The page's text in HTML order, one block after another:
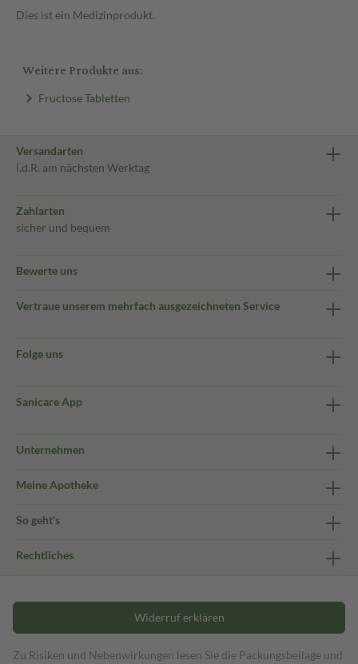
Dies ist ein Medizinprodukt.
Weitere Produkte aus:
Fructose Tabletten
Versandarten
i.d.R. am nächsten Werktag
Zahlarten
sicher und bequem
Bewerte uns
Vertraue unserem mehrfach ausgezeichneten Service
Folge uns
Sanicare App
Unternehmen
Meine Apotheke
So geht's
Rechtliches
Widerruf erklären
Zu Risiken und Nebenwirkungen lesen Sie die Packungsbeilage und